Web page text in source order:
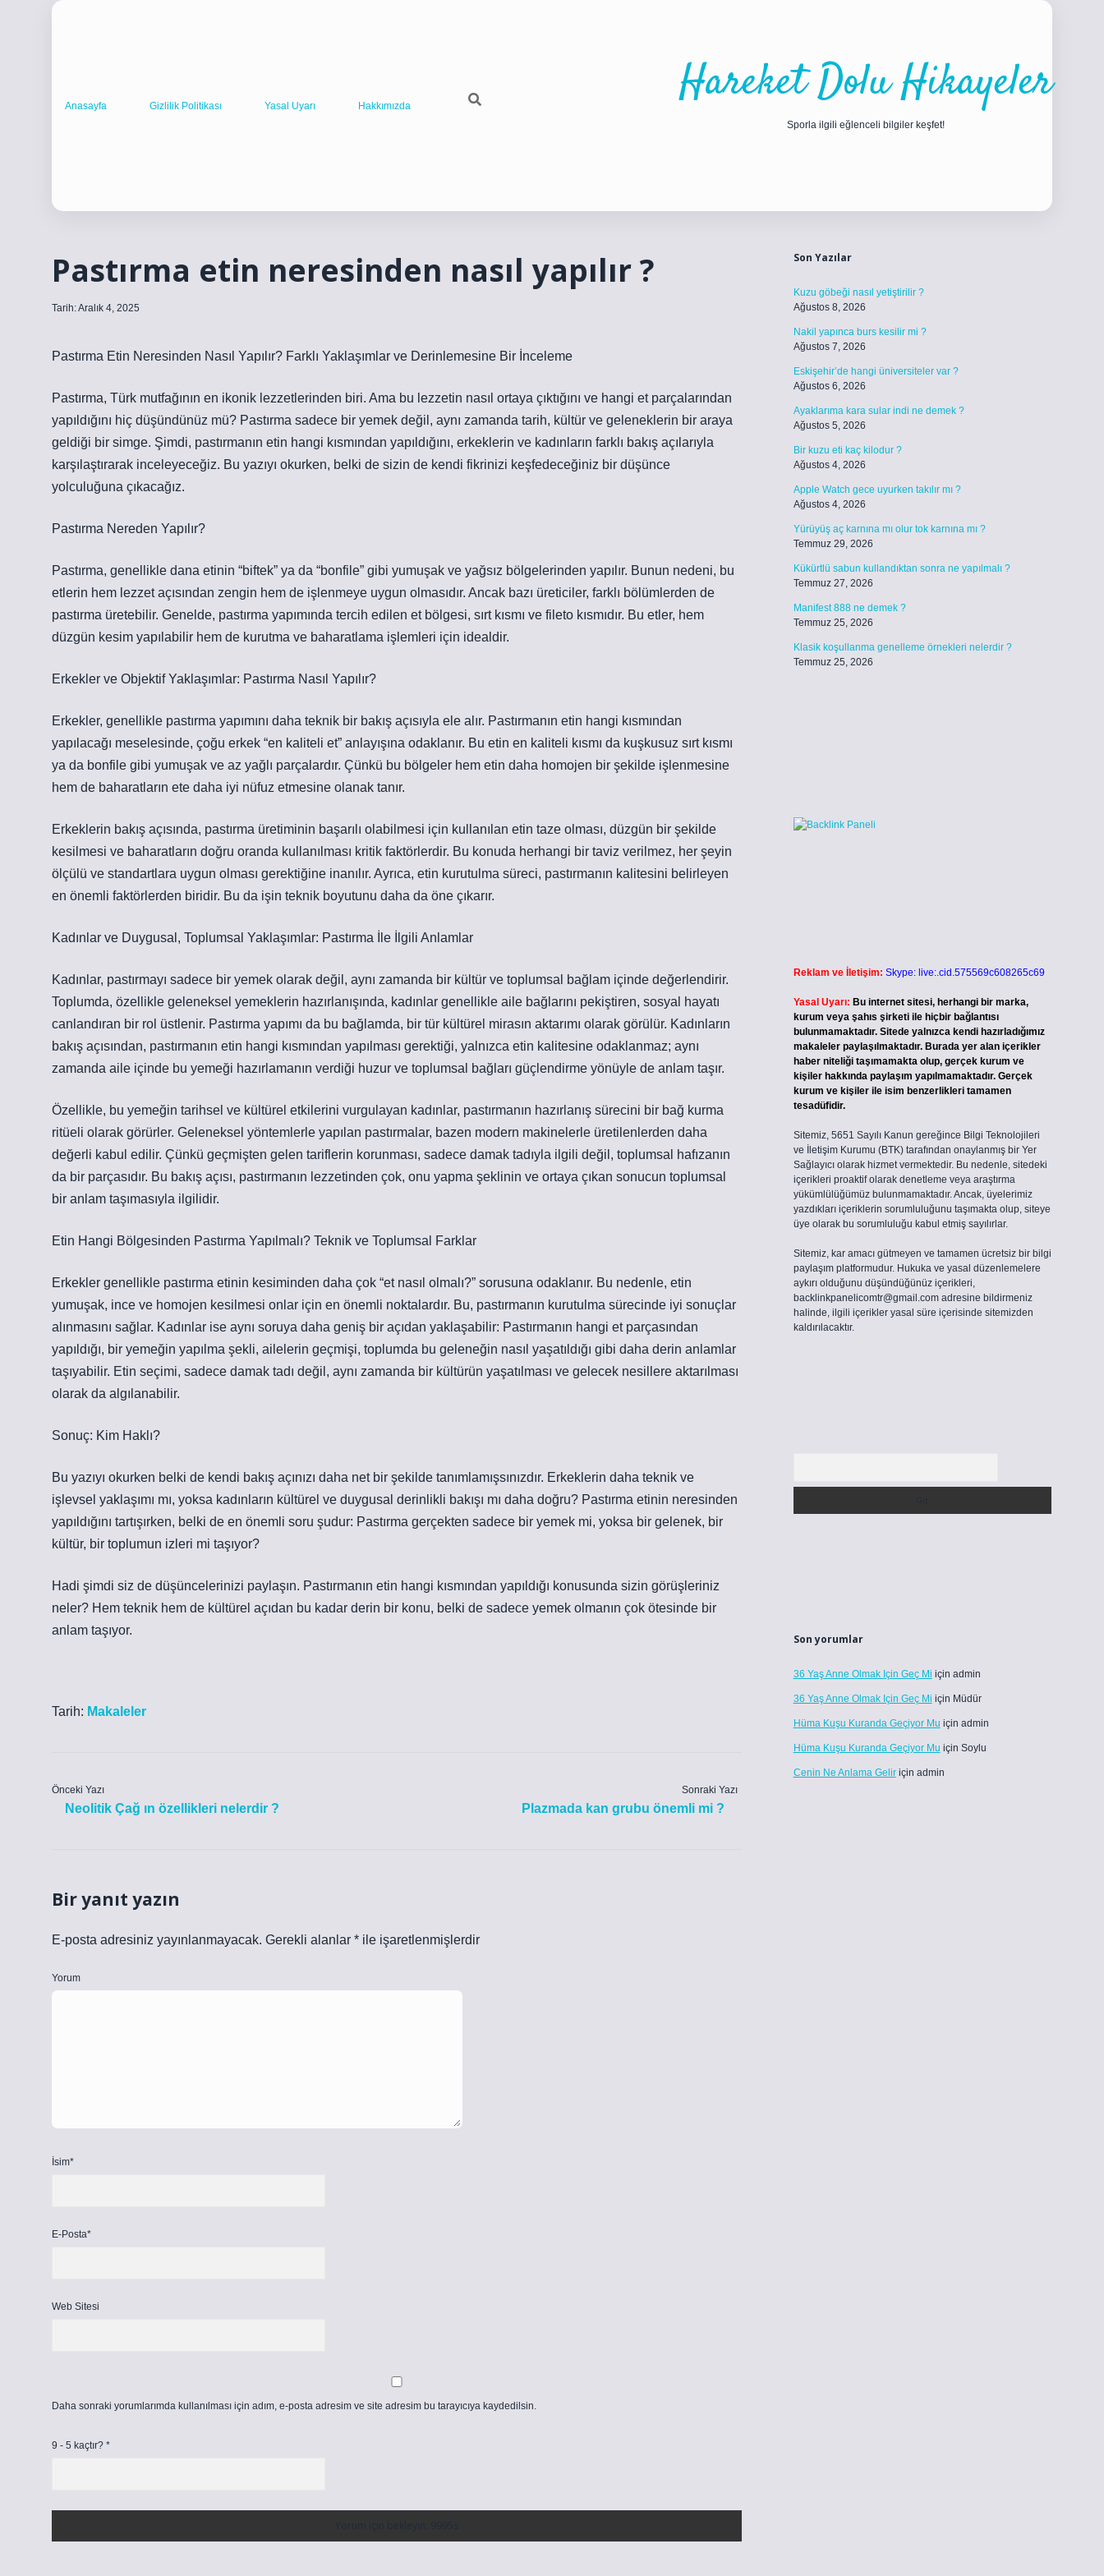
Anasayfa Gizlilik Politikası Yasal Uyarı Hakkımızda Hareket Dolu Hikayeler
Sporla ilgili eğlenceli bilgiler keşfet!
Pastırma etin neresinden nasıl yapılır ?
Tarih: Aralık 4, 2025
Pastırma Etin Neresinden Nasıl Yapılır? Farklı Yaklaşımlar ve Derinlemesine Bir İnceleme
Pastırma, Türk mutfağının en ikonik lezzetlerinden biri. Ama bu lezzetin nasıl ortaya çıktığını ve hangi et parçalarından
yapıldığını hiç düşündünüz mü? Pastırma sadece bir yemek değil, aynı zamanda tarih, kültür ve geleneklerin bir araya
geldiği bir simge. Şimdi, pastırmanın etin hangi kısmından yapıldığını, erkeklerin ve kadınların farklı bakış açılarıyla
karşılaştırarak inceleyeceğiz. Bu yazıyı okurken, belki de sizin de kendi fikrinizi keşfedeceğiniz bir düşünce
yolculuğuna çıkacağız.
Pastırma Nereden Yapılır?
Pastırma, genellikle dana etinin “biftek” ya da “bonfile” gibi yumuşak ve yağsız bölgelerinden yapılır. Bunun nedeni, bu
etlerin hem lezzet açısından zengin hem de işlenmeye uygun olmasıdır. Ancak bazı üreticiler, farklı bölümlerden de
pastırma üretebilir. Genelde, pastırma yapımında tercih edilen et bölgesi, sırt kısmı ve fileto kısmıdır. Bu etler, hem
düzgün kesim yapılabilir hem de kurutma ve baharatlama işlemleri için idealdir.
Erkekler ve Objektif Yaklaşımlar: Pastırma Nasıl Yapılır?
Erkekler, genellikle pastırma yapımını daha teknik bir bakış açısıyla ele alır. Pastırmanın etin hangi kısmından
yapılacağı meselesinde, çoğu erkek “en kaliteli et” anlayışına odaklanır. Bu etin en kaliteli kısmı da kuşkusuz sırt kısmı
ya da bonfile gibi yumuşak ve az yağlı parçalardır. Çünkü bu bölgeler hem etin daha homojen bir şekilde işlenmesine
hem de baharatların ete daha iyi nüfuz etmesine olanak tanır.
Erkeklerin bakış açısında, pastırma üretiminin başarılı olabilmesi için kullanılan etin taze olması, düzgün bir şekilde
kesilmesi ve baharatların doğru oranda kullanılması kritik faktörlerdir. Bu konuda herhangi bir taviz verilmez, her şeyin
ölçülü ve standartlara uygun olması gerektiğine inanılır. Ayrıca, etin kurutulma süreci, pastırmanın kalitesini belirleyen
en önemli faktörlerden biridir. Bu da işin teknik boyutunu daha da öne çıkarır.
Kadınlar ve Duygusal, Toplumsal Yaklaşımlar: Pastırma İle İlgili Anlamlar
Kadınlar, pastırmayı sadece bir yemek olarak değil, aynı zamanda bir kültür ve toplumsal bağlam içinde değerlendirir.
Toplumda, özellikle geleneksel yemeklerin hazırlanışında, kadınlar genellikle aile bağlarını pekiştiren, sosyal hayatı
canlandıran bir rol üstlenir. Pastırma yapımı da bu bağlamda, bir tür kültürel mirasın aktarımı olarak görülür. Kadınların
bakış açısından, pastırmanın etin hangi kısmından yapılması gerektiği, yalnızca etin kalitesine odaklanmaz; aynı
zamanda aile içinde bu yemeği hazırlamanın verdiği huzur ve toplumsal bağları güçlendirme yönüyle de anlam taşır.
Özellikle, bu yemeğin tarihsel ve kültürel etkilerini vurgulayan kadınlar, pastırmanın hazırlanış sürecini bir bağ kurma
ritüeli olarak görürler. Geleneksel yöntemlerle yapılan pastırmalar, bazen modern makinelerle üretilenlerden daha
değerli kabul edilir. Çünkü geçmişten gelen tariflerin korunması, sadece damak tadıyla ilgili değil, toplumsal hafızanın
da bir parçasıdır. Bu bakış açısı, pastırmanın lezzetinden çok, onu yapma şeklinin ve ortaya çıkan sonucun toplumsal
bir anlam taşımasıyla ilgilidir.
Etin Hangi Bölgesinden Pastırma Yapılmalı? Teknik ve Toplumsal Farklar
Erkekler genellikle pastırma etinin kesiminden daha çok “et nasıl olmalı?” sorusuna odaklanır. Bu nedenle, etin
yumuşak, ince ve homojen kesilmesi onlar için en önemli noktalardır. Bu, pastırmanın kurutulma sürecinde iyi sonuçlar
alınmasını sağlar. Kadınlar ise aynı soruya daha geniş bir açıdan yaklaşabilir: Pastırmanın hangi et parçasından
yapıldığı, bir yemeğin yapılma şekli, ailelerin geçmişi, toplumda bu geleneğin nasıl yaşatıldığı gibi daha derin anlamlar
taşıyabilir. Etin seçimi, sadece damak tadı değil, aynı zamanda bir kültürün yaşatılması ve gelecek nesillere aktarılması
olarak da algılanabilir.
Sonuç: Kim Haklı?
Bu yazıyı okurken belki de kendi bakış açınızı daha net bir şekilde tanımlamışsınızdır. Erkeklerin daha teknik ve
işlevsel yaklaşımı mı, yoksa kadınların kültürel ve duygusal derinlikli bakışı mı daha doğru? Pastırma etinin neresinden
yapıldığını tartışırken, belki de en önemli soru şudur: Pastırma gerçekten sadece bir yemek mi, yoksa bir gelenek, bir
kültür, bir toplumun izleri mi taşıyor?
Hadi şimdi siz de düşüncelerinizi paylaşın. Pastırmanın etin hangi kısmından yapıldığı konusunda sizin görüşleriniz
neler? Hem teknik hem de kültürel açıdan bu kadar derin bir konu, belki de sadece yemek olmanın çok ötesinde bir
anlam taşıyor.
Tarih: Makaleler
Önceki Yazı
Neolitik Çağ ın özellikleri nelerdir ?
Sonraki Yazı
Plazmada kan grubu önemli mi ?
Bir yanıt yazın
E-posta adresiniz yayınlanmayacak. Gerekli alanlar * ile işaretlenmişlerdir
Yorum
İsim*
E-Posta*
Web Sitesi
Daha sonraki yorumlarımda kullanılması için adım, e-posta adresim ve site adresim bu tarayıcıya kaydedilsin.
9 - 5 kaçtır? *
Son Yazılar
Kuzu göbeği nasıl yetiştirilir ?
Ağustos 8, 2026
Nakil yapınca burs kesilir mi ?
Ağustos 7, 2026
Eskişehir’de hangi üniversiteler var ?
Ağustos 6, 2026
Ayaklarıma kara sular indi ne demek ?
Ağustos 5, 2026
Bir kuzu eti kaç kilodur ?
Ağustos 4, 2026
Apple Watch gece uyurken takılır mı ?
Ağustos 4, 2026
Yürüyüş aç karnına mı olur tok karnına mı ?
Temmuz 29, 2026
Kükürtlü sabun kullandıktan sonra ne yapılmalı ?
Temmuz 27, 2026
Manifest 888 ne demek ?
Temmuz 25, 2026
Klasik koşullanma genelleme örnekleri nelerdir ?
Temmuz 25, 2026
Reklam ve İletişim: Skype: live:.cid.575569c608265c69
Yasal Uyarı: Bu internet sitesi, herhangi bir marka,
kurum veya şahıs şirketi ile hiçbir bağlantısı
bulunmamaktadır. Sitede yalnızca kendi hazırladığımız
makaleler paylaşılmaktadır. Burada yer alan içerikler
haber niteliği taşımamakta olup, gerçek kurum ve
kişiler hakkında paylaşım yapılmamaktadır. Gerçek
kurum ve kişiler ile isim benzerlikleri tamamen
tesadüfidir.
Sitemiz, 5651 Sayılı Kanun gereğince Bilgi Teknolojileri
ve İletişim Kurumu (BTK) tarafından onaylanmış bir Yer
Sağlayıcı olarak hizmet vermektedir. Bu nedenle, sitedeki
içerikleri proaktif olarak denetleme veya araştırma
yükümlülüğümüz bulunmamaktadır. Ancak, üyelerimiz
yazdıkları içeriklerin sorumluluğunu taşımakta olup, siteye
üye olarak bu sorumluluğu kabul etmiş sayılırlar.
Sitemiz, kar amacı gütmeyen ve tamamen ücretsiz bir bilgi
paylaşım platformudur. Hukuka ve yasal düzenlemelere
aykırı olduğunu düşündüğünüz içerikleri,
backlinkpanelicomtr@gmail.comadresine bildirmeniz
halinde, ilgili içerikler yasal süre içerisinde sitemizden
kaldırılacaktır.
Son yorumlar
36 Yaş Anne Olmak Için Geç Mi için admin
36 Yaş Anne Olmak Için Geç Mi için Müdür
Hüma Kuşu Kuranda Geçiyor Mu için admin
Hüma Kuşu Kuranda Geçiyor Mu için Soylu
Cenin Ne Anlama Geliriçin admin